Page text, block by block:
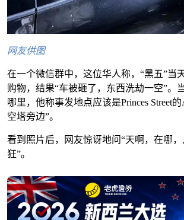
网友供图
在一个微信群中，这位华人称，“黑五”当
购物，结果“车被砸了，东西洗劫一空”。
哪里，他称事发地点应该是Princes Street
空塔旁边”。
看到照片后，网友惊讶地问“天啊，在哪
狂”。